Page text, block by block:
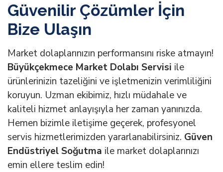
Güvenilir Çözümler İçin
Bize Ulaşın
Market dolaplarınızın performansını riske atmayın!
Büyükçekmece Market Dolabı Servisi ile
ürünlerinizin tazeliğini ve işletmenizin verimliliğini
koruyun. Uzman ekibimiz, hızlı müdahale ve
kaliteli hizmet anlayışıyla her zaman yanınızda.
Hemen bizimle iletişime geçerek, profesyonel
servis hizmetlerimizden yararlanabilirsiniz. Güven
Endüstriyel Soğutma ile market dolaplarınızı
emin ellere teslim edin!